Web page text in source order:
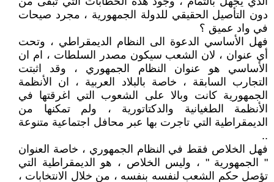
دون التأصيل الحقيقي للدولة الجمهورية ، مجرد صيحات
في واد عميق ؟
فهل الأساسي الدعوة الى النظام الديمقراطي ، وتحت
أي عنوان ، لان الشعب سيكون مصدر السلطات ، ام ان
الأساسي هو عنوان النظام الجمهوري ، وقد اثبتت
التجارب السابقة ، خاصة بالبلاد العربية ، ان الأنظمة
الجمهورية كانت وبالا على الشعوب التي اغرقتها في
الأنظمة الطغيانية والدكتاتورية ، ولم تمكنها من
الديمقراطية التي تاجرت بها عبر محافل اجتماعية متنوعة
..
فهل الخلاص فقط في النظام الجمهوري ، خاصة العنوان
" الجمهورية " ، وليس الخلاص ، هو الديمقراطية التي
تؤصل حكم الشعب لنفسه بنفسه ، من خلال الانتخابات ،